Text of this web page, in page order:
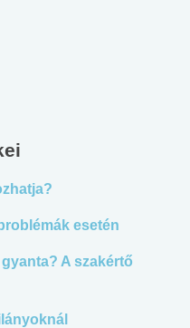
esetén
A szakértő